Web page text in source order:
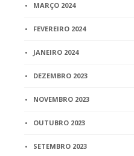
MARÇO 2024
FEVEREIRO 2024
JANEIRO 2024
DEZEMBRO 2023
NOVEMBRO 2023
OUTUBRO 2023
SETEMBRO 2023